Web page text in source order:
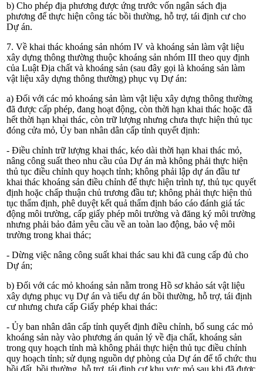
b) Cho phép địa phương được ứng trước vốn ngân sách địa
phương để thực hiện công tác bồi thường, hỗ trợ, tái định cư cho
Dự án.
7. Về khai thác khoáng sản nhóm IV và khoáng sản làm vật liệu
xây dựng thông thường thuộc khoáng sản nhóm III theo quy định
của Luật Địa chất và khoáng sản (sau đây gọi là khoáng sản làm
vật liệu xây dựng thông thường) phục vụ Dự án:
a) Đối với các mỏ khoáng sản làm vật liệu xây dựng thông thường
đã được cấp phép, đang hoạt động, còn thời hạn khai thác hoặc đã
hết thời hạn khai thác, còn trữ lượng nhưng chưa thực hiện thủ tục
đóng cửa mỏ, Ủy ban nhân dân cấp tỉnh quyết định:
- Điều chỉnh trữ lượng khai thác, kéo dài thời hạn khai thác mỏ,
nâng công suất theo nhu cầu của Dự án mà không phải thực hiện
thủ tục điều chỉnh quy hoạch tỉnh; không phải lập dự án đầu tư
khai thác khoáng sản điều chỉnh để thực hiện trình tự, thủ tục quyết
định hoặc chấp thuận chủ trương đầu tư; không phải thực hiện thủ
tục thẩm định, phê duyệt kết quả thẩm định báo cáo đánh giá tác
động môi trường, cấp giấy phép môi trường và đăng ký môi trường
nhưng phải bảo đảm yêu cầu về an toàn lao động, bảo vệ môi
trường trong khai thác;
- Dừng việc nâng công suất khai thác sau khi đã cung cấp đủ cho
Dự án;
b) Đối với các mỏ khoáng sản nằm trong Hồ sơ khảo sát vật liệu
xây dựng phục vụ Dự án và tiểu dự án bồi thường, hỗ trợ, tái định
cư nhưng chưa cấp Giấy phép khai thác:
- Ủy ban nhân dân cấp tỉnh quyết định điều chỉnh, bổ sung các mỏ
khoáng sản này vào phương án quản lý về địa chất, khoáng sản
trong quy hoạch tỉnh mà không phải thực hiện thủ tục điều chỉnh
quy hoạch tỉnh; sử dụng nguồn dự phòng của Dự án để tổ chức thu